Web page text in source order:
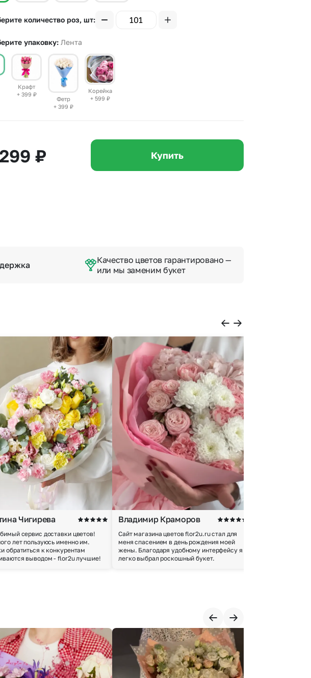
Черная пятница
Выбор покупателей
количество роз, шт
упаковку Лента
Крафт
+ 399 ₽
Фетр
+ 399 ₽
Корейка
+ 599 ₽
₽ Купить
Качество цветов гарантировано —
или мы заменим букет
Чигирева
сервис доставки цветов!
лет пользуюсь именно им.
обратиться к конкурентам
выводом - flor2u лучшие!
Владимир Краморов
Сайт магазина цветов flor2u.ru стал для
меня спасением в день рождения моей
жены. Благодаря удобному интерфейсу я
легко выбрал роскошный букет.